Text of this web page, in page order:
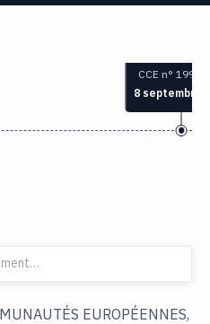
CCE n° 1999-
8 septembre
EUROPÉENNES,